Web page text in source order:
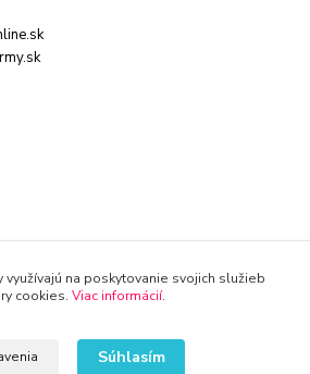
na poskytovanie svojich služieb
cookies. Viac informácií.
Súhlasím